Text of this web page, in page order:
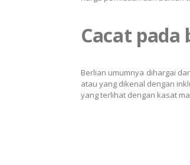
Cacat pada
Berlian umumnya dihargai
atau yang dikenal dengan
yang terlihat dengan kasat